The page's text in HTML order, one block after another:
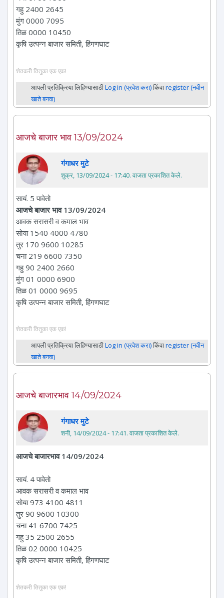
गहु 2400 2645
मुंग 0000 7095
तिळ 0000 10450
कृषि उत्पन्न बाजार समिती, हिंगणघाट
शेतकरी तितुका एक एक!
आपली प्रतिक्रिया लिहिण्यासाठीLog in (प्रवेश करा)किंवाregister (नवीन
खाते बनवा)
आजचे बाजार भाव 13/09/2024
गंगाधर मुटे
शुक्र, 13/09/2024 - 17:40. वाजता प्रकाशित केले.
सायं. 5 पावेतो
आजचे बाजार भाव 13/09/2024
आवक सरासरी व कमाल भाव
सोया 1540 4000 4780
तुर 170 9600 10285
चना 219 6600 7350
गहु 90 2400 2660
मुंग 01 0000 6900
तिळ 01 0000 9695
कृषि उत्पन्न बाजार समिती, हिंगणघाट
शेतकरी तितुका एक एक!
आपली प्रतिक्रिया लिहिण्यासाठीLog in (प्रवेश करा)किंवाregister (नवीन
खाते बनवा)
आजचे बाजारभाव 14/09/2024
गंगाधर मुटे
शनी, 14/09/2024 - 17:41. वाजता प्रकाशित केले.
आजचे बाजारभाव 14/09/2024
सायं. 4 पावेतो
आवक सरासरी व कमाल भाव
सोया 973 4100 4811
तुर 90 9600 10300
चना 41 6700 7425
गहु 35 2500 2655
तिळ 02 0000 10425
कृषि उत्पन्न बाजार समिती, हिंगणघाट
शेतकरी तितुका एक एक!